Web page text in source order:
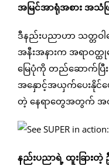
အမြင်အာရုံအစား အသံဖြ
ဒီနည်းပညာဟာ သတ္တဝါ
အနီးအနားက အရာဝတ္
မြေပုံကို တည်ဆောက်ပြီ
အနှောင့်အယှက်ပေးနိုင်
တဲ့ နေရာတွေအတွက် အ
နည်းပညာရဲ့ ထူးခြားတဲ့